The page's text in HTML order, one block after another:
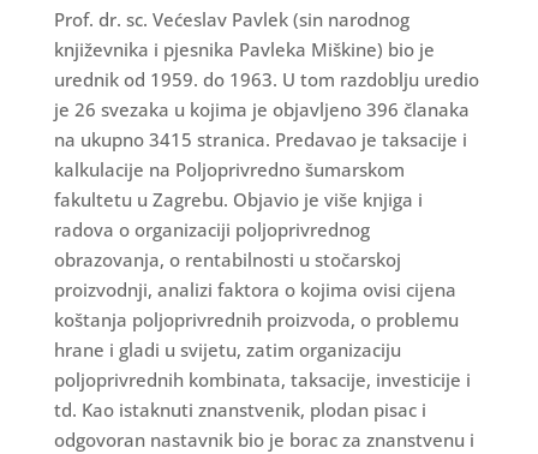
Prof. dr. sc. Većeslav Pavlek (sin narodnog
književnika i pjesnika Pavleka Miškine) bio je
urednik od 1959. do 1963. U tom razdoblju uredio
je 26 svezaka u kojima je objavljeno 396 članaka
na ukupno 3415 stranica. Predavao je taksacije i
kalkulacije na Poljoprivredno šumarskom
fakultetu u Zagrebu. Objavio je više knjiga i
radova o organizaciji poljoprivrednog
obrazovanja, o rentabilnosti u stočarskoj
proizvodnji, analizi faktora o kojima ovisi cijena
koštanja poljoprivrednih proizvoda, o problemu
hrane i gladi u svijetu, zatim organizaciju
poljoprivrednih kombinata, taksacije, investicije i
td. Kao istaknuti znanstvenik, plodan pisac i
odgovoran nastavnik bio je borac za znanstvenu i